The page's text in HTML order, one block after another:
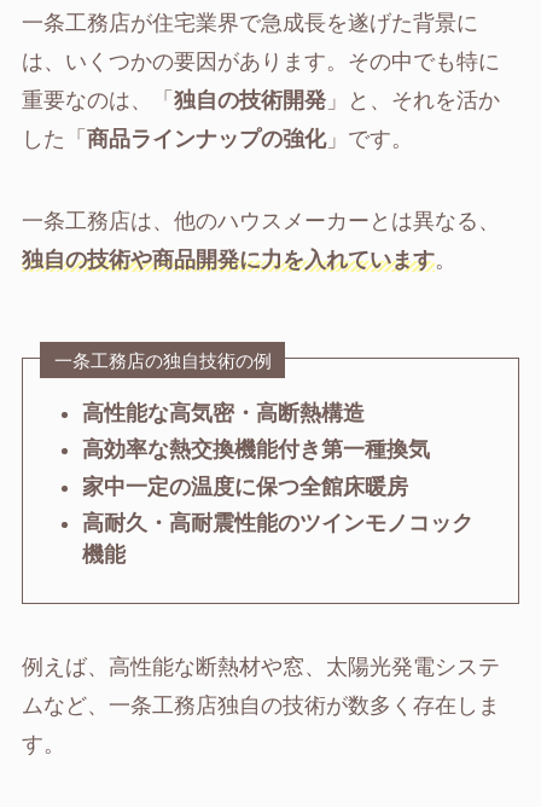
一条工務店が住宅業界で急成長を遂げた背景に
は、いくつかの要因があります。その中でも特に
重要なのは、「 独自の技術開発」と、それを活か
した「 商品ラインナップの強化」です。
一条工務店は、他のハウスメーカーとは異なる、
独自の技術や商品開発に力を入れています。
一条工務店の独自技術の例
高性能な高気密・高断熱構造
高効率な熱交換機能付き第一種換気
家中一定の温度に保つ全館床暖房
高耐久・高耐震性能のツインモノコック
機能
例えば、高性能な断熱材や窓、太陽光発電システ
ムなど、一条工務店独自の技術が数多く存在しま
す。